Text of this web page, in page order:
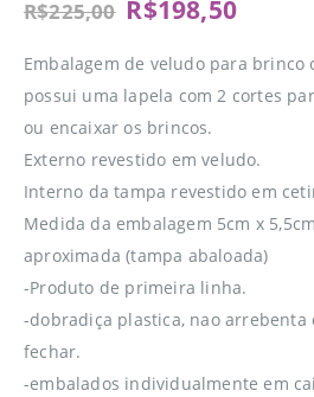
R$225,00 R$198,50
Embalagem de veludo para
possui uma lapela com 2 cortes
ou encaixar os brincos.
Externo revestido em veludo.
Interno da tampa revestido em
Medida da embalagem 5cm x
aproximada (tampa abaloada)
-Produto de primeira linha.
-dobradiça plastica, nao arrebenta
fechar.
-embalados individualmente em